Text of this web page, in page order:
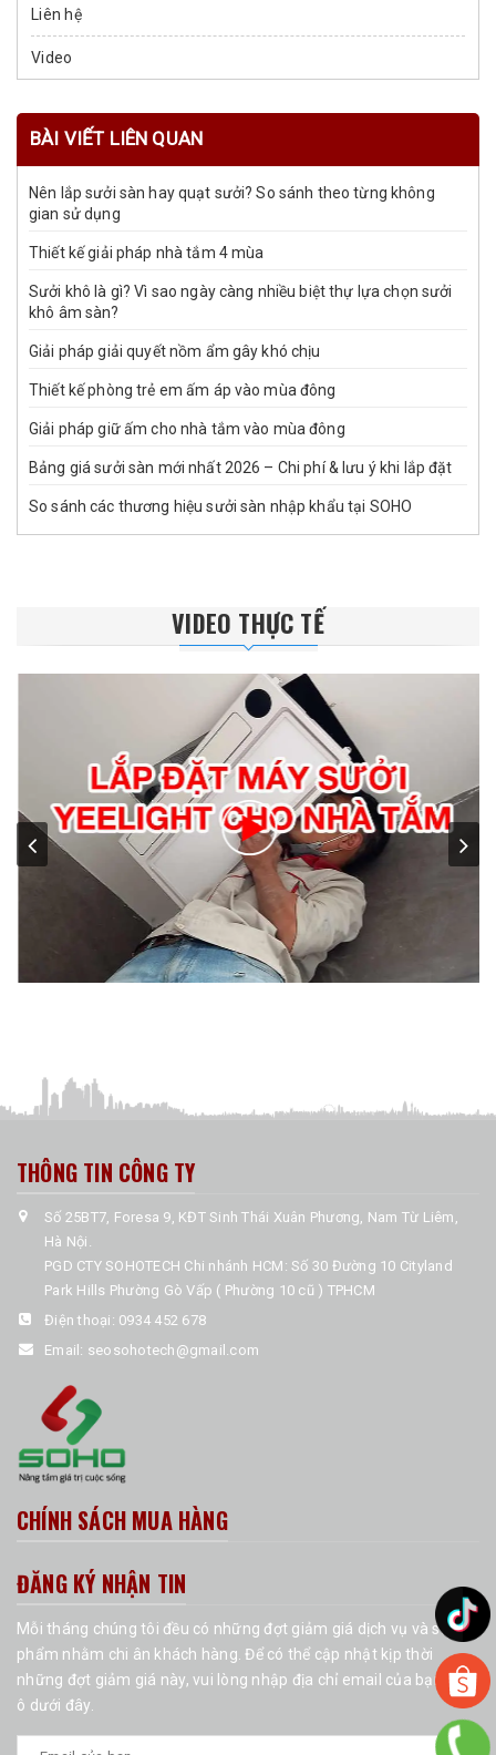
Liên hệ
Video
BÀI VIẾT LIÊN QUAN
Nên lắp sưởi sàn hay quạt sưởi? So sánh theo từng không
gian sử dụng
Thiết kế giải pháp nhà tắm 4 mùa
Sưởi khô là gì? Vì sao ngày càng nhiều biệt thự lựa chọn sưởi
khô âm sàn?
Giải pháp giải quyết nồm ẩm gây khó chịu
Thiết kế phòng trẻ em ấm áp vào mùa đông
Giải pháp giữ ấm cho nhà tắm vào mùa đông
Bảng giá sưởi sàn mới nhất 2026 – Chi phí & lưu ý khi lắp đặt
So sánh các thương hiệu sưởi sàn nhập khẩu tại SOHO
VIDEO THỰC TẾ
THÔNG TIN CÔNG TY
Số 25BT7, Foresa 9, KĐT Sinh Thái Xuân Phương, Nam Từ Liêm,
Hà Nội.
PGD CTY SOHOTECH Chi nhánh HCM: Số 30 Đường 10 Cityland
Park Hills Phường Gò Vấp ( Phường 10 cũ ) TPHCM
Điện thoại: 0934 452 678
Email: seosohotech@gmail.com
CHÍNH SÁCH MUA HÀNG
ĐĂNG KÝ NHẬN TIN
Mỗi tháng chúng tôi đều có những đợt giảm giá dịch vụ và sản
phẩm nhằm chi ân khách hàng. Để có thể cập nhật kịp thời
những đợt giảm giá này, vui lòng nhập địa chỉ email của bạn vào
ô dưới đây.